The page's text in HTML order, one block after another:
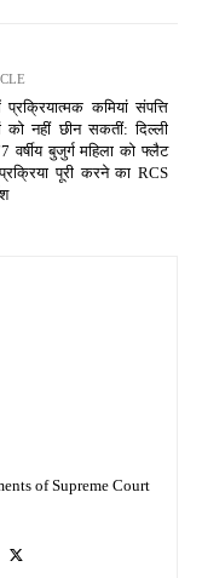
कमियां संपत्ति
को नहीं छीन सकतीं: दिल्ली
वर्षीय बुजुर्ग महिला को फ्लैट
पूरी करने का RCS
of Supreme Court